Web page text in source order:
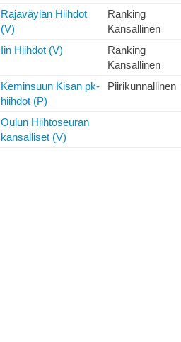
Rajaväylän Hiihdot
(V)
Ranking
Kansallinen
Iin Hiihdot (V)
Ranking
Kansallinen
Keminsuun Kisan pk-
hiihdot (P)
Piirikunnallinen
Oulun Hiihtoseuran
kansalliset (V)